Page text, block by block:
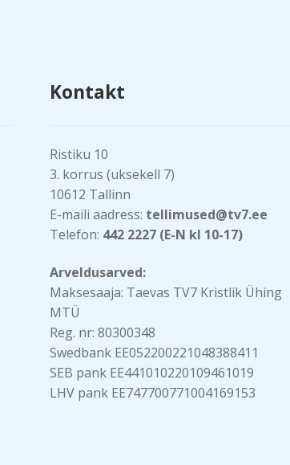
Kontakt
Ristiku 10
3. korrus (uksekell 7)
10612 Tallinn
E-maili aadress: tellimused@tv7.ee
Telefon: 442 2227 (E-N kl 10-17)
Arveldusarved:
Maksesaaja: Taevas TV7 Kristlik Ühing
MTÜ
Reg. nr: 80300348
Swedbank EE052200221048388411
SEB pank EE441010220109461019
LHV pank EE747700771004169153